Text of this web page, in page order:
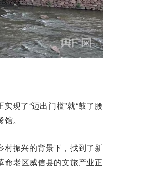
现了“迈出门槛”就“鼓了腰
。
村振兴的背景下，找到了新
命老区威信县的文旅产业正